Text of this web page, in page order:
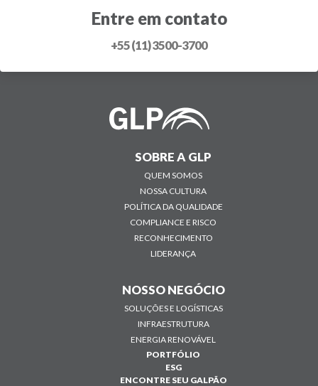
Entre em contato
+55 (11) 3500-3700
SOBRE A GLP
QUEM SOMOS
NOSSA CULTURA
POLÍTICA DA QUALIDADE
COMPLIANCE E RISCO
RECONHECIMENTO
LIDERANÇA
NOSSO NEGÓCIO
SOLUÇÕES E LOGÍSTICAS
INFRAESTRUTURA
ENERGIA RENOVÁVEL
PORTFÓLIO
ESG
ENCONTRE SEU GALPÃO